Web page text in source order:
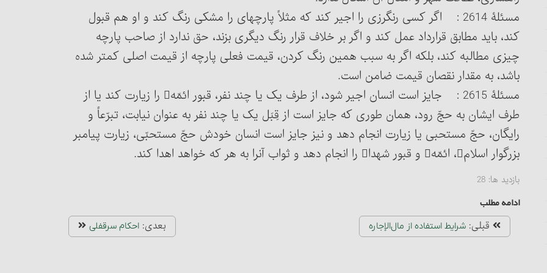
مسئلۀ 2614 : اگر کسی رنگرزی را اجیر کند که مثلاً پارچه‏ای را مشکی رنگ کند و او هم قبول
کند، باید مطابق قرارداد عمل کند و اگر بر خلاف قرار رنگ دیگری بزند، حق ندارد از صاحب پارچه
چیزی مطالبه کند، بلکه اگر به سبب همین رنگ کردن، قیمت فعلی پارچه از قیمت اصلی کمتر شده
باشد، به مقدار نقصان قیمت ضامن است.
مسئلۀ 2615 : جایز است انسان اجیر شود، از طرف یک یا چند نفر، قبور ائمّه را زیارت کند یا از
طرف ایشان به حجّ رود، همان طوری که جایز است از قِبَل یک یا چند نفر به عنوان نیابت، تبرّعاً و
رایگان، حجّ مستحبی یا زیارت انجام دهد و نیز جایز است انسان خودش حجّ مستحبّی، زیارت پیامبر
بزرگوار اسلام‏، ائمّه و قبور شهدا را انجام دهد و ثواب آن‎را به هر که خواهد اهدا کند.
بازدید ها: 28
ادامه مطلب
قبلی: شرایط استفاده از مال‌الإجاره بعدی: احکام سرقفلی